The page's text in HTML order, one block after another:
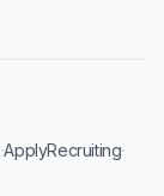
·ApplyRecruiting·